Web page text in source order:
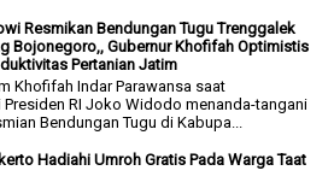
Resmikan Bendungan Tugu Trenggalek
Bojonegoro,, Gubernur Khofifah Optimistis
Pertanian Jatim
Khofifah Indar Parawansa saat
RI Joko Widodo menanda-tangani
Bendungan Tugu di Kabupa...
Hadiahi Umroh Gratis Pada Warga Taat